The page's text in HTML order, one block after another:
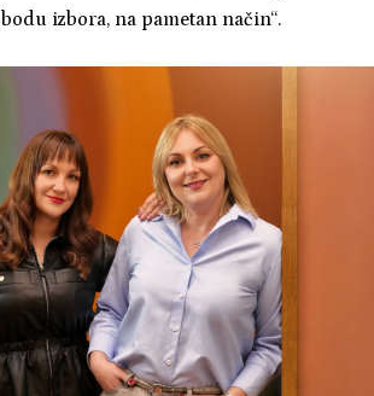
izbora, na pametan način“.